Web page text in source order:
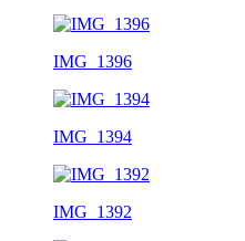
IMG_1396
IMG_1394
IMG_1392